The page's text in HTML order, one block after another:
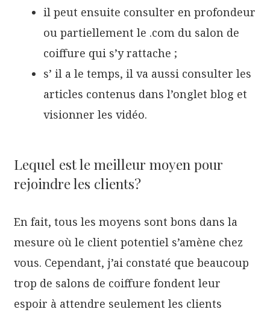
il peut ensuite consulter en profondeur
ou partiellement le .com du salon de
coiffure qui s’y rattache ;
s’ il a le temps, il va aussi consulter les
articles contenus dans l’onglet blog et
visionner les vidéo.
Lequel est le meilleur moyen pour
rejoindre les clients?
En fait, tous les moyens sont bons dans la
mesure où le client potentiel s’amène chez
vous. Cependant, j’ai constaté que beaucoup
trop de salons de coiffure fondent leur
espoir à attendre seulement les clients